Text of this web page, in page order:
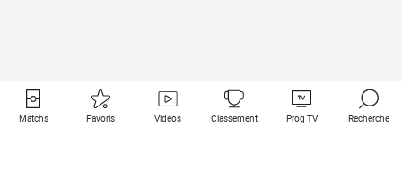
Matchs Favoris Vidéos Classement Prog TV Recherche